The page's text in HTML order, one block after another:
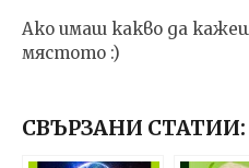
Ако имаш какво да
мястото :)
СВЪРЗАНИ СТАТИИ: